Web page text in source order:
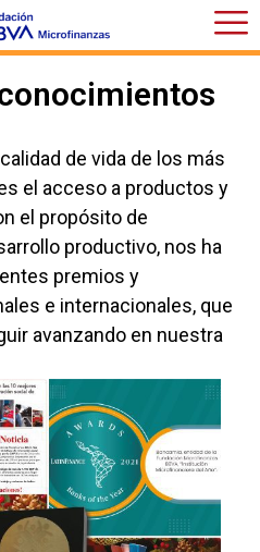
de vida de los más
el acceso a productos y
el propósito de
productivo, nos ha
premios y
e internacionales, que
avanzando en nuestra